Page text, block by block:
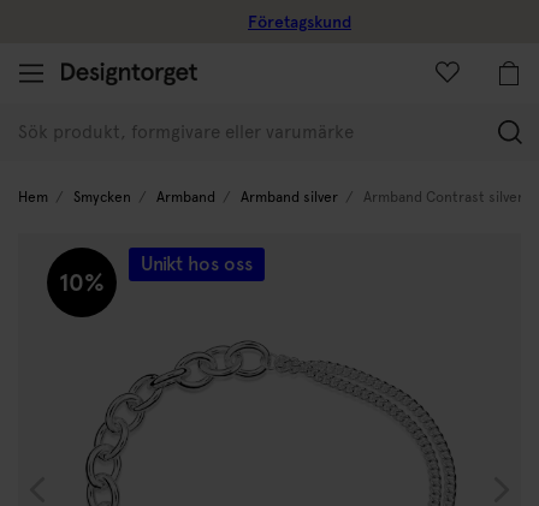
Företagskund
Hem Smycken Armband Armband silver Armband Contrast silver
10%
Unikt hos oss